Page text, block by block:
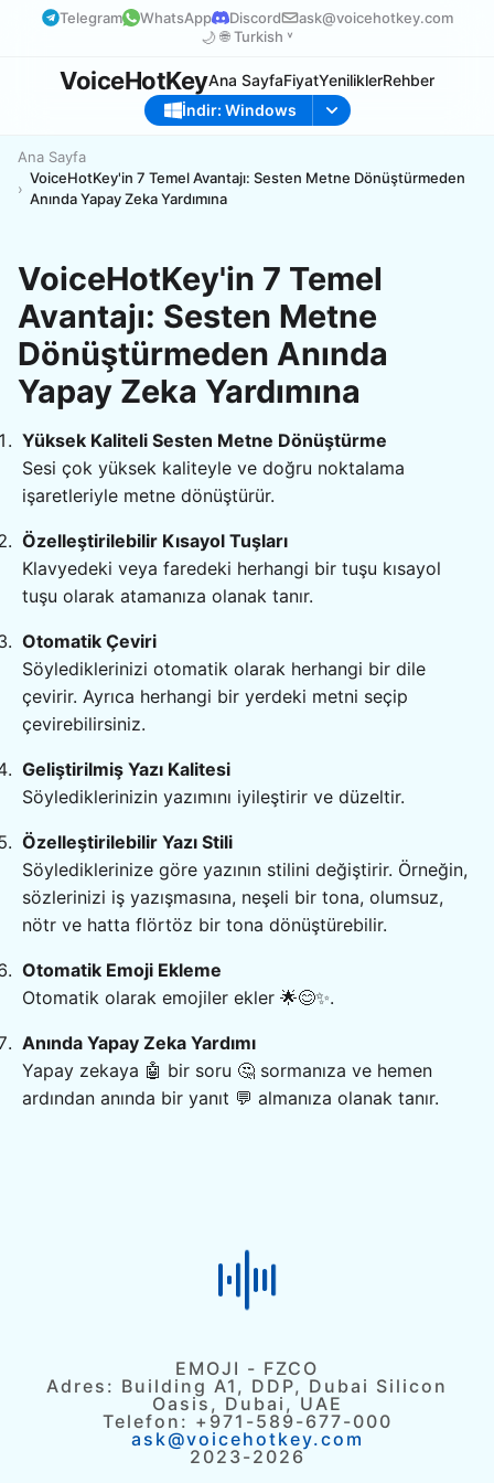
Telegram WhatsApp Discord ask@voicehotkey.com
🌙 🌐 Turkish ˅
VoiceHotKeyAna SayfaFiyatYeniliklerRehber
İndir: Windows
Ana Sayfa
VoiceHotKey'in 7 Temel Avantajı: Sesten Metne Dönüştürmeden
Anında Yapay Zeka Yardımına
VoiceHotKey'in 7 Temel
Avantajı: Sesten Metne
Dönüştürmeden Anında
Yapay Zeka Yardımına
Yüksek Kaliteli Sesten Metne Dönüştürme
Sesi çok yüksek kaliteyle ve doğru noktalama
işaretleriyle metne dönüştürür.
Özelleştirilebilir Kısayol Tuşları
Klavyedeki veya faredeki herhangi bir tuşu kısayol
tuşu olarak atamanıza olanak tanır.
Otomatik Çeviri
Söylediklerinizi otomatik olarak herhangi bir dile
çevirir. Ayrıca herhangi bir yerdeki metni seçip
çevirebilirsiniz.
Geliştirilmiş Yazı Kalitesi
Söylediklerinizin yazımını iyileştirir ve düzeltir.
Özelleştirilebilir Yazı Stili
Söylediklerinize göre yazının stilini değiştirir. Örneğin,
sözlerinizi iş yazışmasına, neşeli bir tona, olumsuz,
nötr ve hatta flörtöz bir tona dönüştürebilir.
Otomatik Emoji Ekleme
Otomatik olarak emojiler ekler 🌟😊✨.
Anında Yapay Zeka Yardımı
Yapay zekaya 🤖 bir soru 🤔 sormanıza ve hemen
ardından anında bir yanıt 💬 almanıza olanak tanır.
EMOJI - FZCO
Adres: Building A1, DDP, Dubai Silicon
Oasis, Dubai, UAE
Telefon: +971-589-677-000
ask@voicehotkey.com
2023-2026